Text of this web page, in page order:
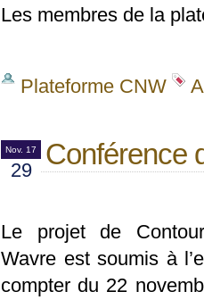
Les membres de la
Plateforme CNW
Nov. 17
29 Conférence
Le projet de
Wavre est soumis à
compter du 22